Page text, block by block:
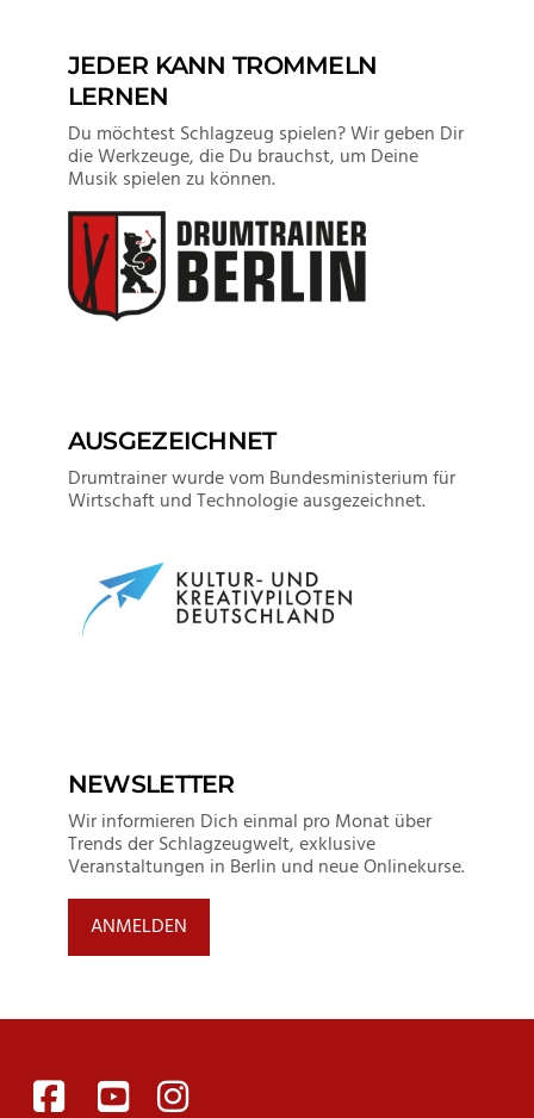
JEDER KANN TROMMELN
LERNEN
Du möchtest Schlagzeug spielen? Wir geben Dir
die Werkzeuge, die Du brauchst, um Deine
Musik spielen zu können.
AUSGEZEICHNET
Drumtrainer wurde vom Bundesministerium für
Wirtschaft und Technologie ausgezeichnet.
NEWSLETTER
Wir informieren Dich einmal pro Monat über
Trends der Schlagzeugwelt, exklusive
Veranstaltungen in Berlin und neue Onlinekurse.
ANMELDEN